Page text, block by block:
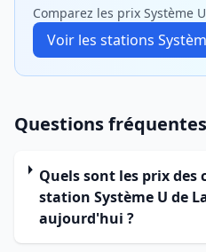
Comparez les prix Système
Voir les stations
Questions fréquentes
Quels sont les prix des
station Système U de
aujourd'hui ?